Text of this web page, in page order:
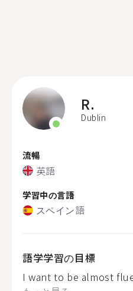
R.
Dublin
流暢
英語
学習中の言語
スペイン語
語学学習の目標
I want to be almost